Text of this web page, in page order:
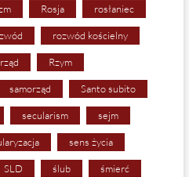
Rosja rosłaniec
rozwód kościelny
rząd Rzym
samorząd Santo subito
secularism sejm
sens życia
SLD ślub śmierć